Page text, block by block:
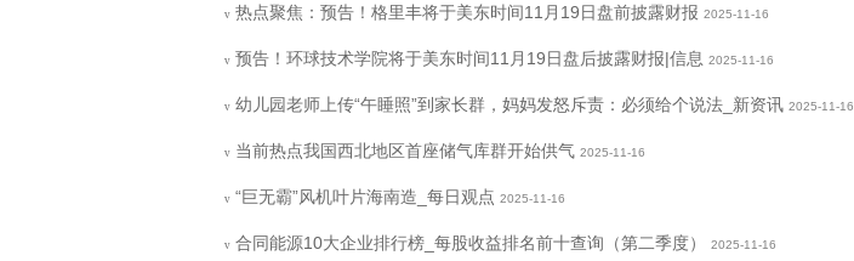
v 热点聚焦：预告！格里丰将于美东时间11月19日盘前披露财报 2025-11-16
v 预告！环球技术学院将于美东时间11月19日盘后披露财报|信息 2025-11-16
v 幼儿园老师上传“午睡照”到家长群，妈妈发怒斥责：必须给个说法_新资讯 2025-11-16
v 当前热点我国西北地区首座储气库群开始供气 2025-11-16
v “巨无霸”风机叶片海南造_每日观点 2025-11-16
v 合同能源10大企业排行榜_每股收益排名前十查询（第二季度） 2025-11-16